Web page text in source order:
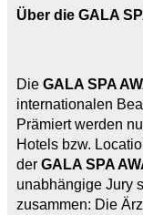
Über die GALA
Die GALA SPA
internationalen
Prämiert werden
Hotels bzw.
der GALA SPA
unabhängige Jury
zusammen: Die